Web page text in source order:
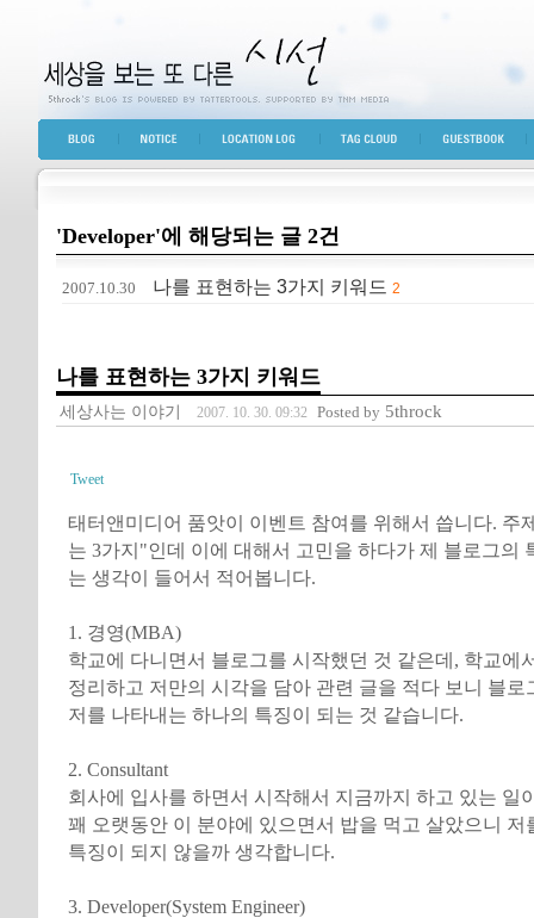
세상을 보는 또 다른 시선
BLOG TOP NOTICE LOCATION LOG TAG CLOUD GUESTBOOK
'Developer'에 해당되는 글 2건
2007.10.30 나를 표현하는 3가지 키워드 2
나를 표현하는 3가지 키워드
세상사는 이야기 2007. 10. 30. 09:32 Posted by 5throck
Tweet
태터앤미디어 품앗이 이벤트 참여를 위해서 씁니다. 주
는 3가지"인데 이에 대해서 고민을 하다가 제 블로그의
는 생각이 들어서 적어봅니다.
1. 경영(MBA)
학교에 다니면서 블로그를 시작했던 것 같은데, 학교에
정리하고 저만의 시각을 담아 관련 글을 적다 보니 블로
저를 나타내는 하나의 특징이 되는 것 같습니다.
2. Consultant
회사에 입사를 하면서 시작해서 지금까지 하고 있는 일
꽤 오랫동안 이 분야에 있으면서 밥을 먹고 살았으니 저
특징이 되지 않을까 생각합니다.
3. Developer(System Engineer)